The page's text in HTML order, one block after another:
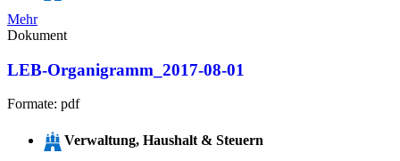
Mehr
Dokument
LEB-Organigramm_2017-08-01
Formate: pdf
Verwaltung, Haushalt & Steuern